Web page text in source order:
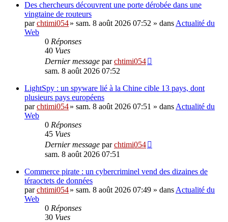
Des chercheurs découvrent une porte dérobée dans une
vingtaine de routeurs
parchtimi054» sam. 8 août 2026 07:52 » dans Actualité du
Web
0 Réponses
40 Vues
Dernier message parchtimi054
sam. 8 août 2026 07:52
LightSpy : un spyware lié à la Chine cible 13 pays, dont
plusieurs pays européens
parchtimi054» sam. 8 août 2026 07:51 » dans Actualité du
Web
0 Réponses
45 Vues
Dernier message parchtimi054
sam. 8 août 2026 07:51
Commerce pirate : un cybercriminel vend des dizaines de
téraoctets de données
parchtimi054» sam. 8 août 2026 07:49 » dans Actualité du
Web
0 Réponses
30 Vues